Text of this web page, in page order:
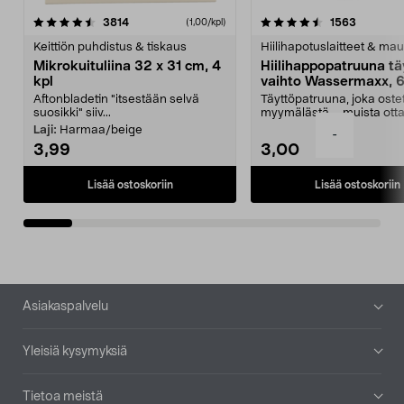
-
3814arvostelut (1,00/kpl)
Keittiön puhdistus & tiskaus
Mikrokuituliina 32 x 31 cm, 4
kpl
Aftonbladetin "itsestään selvä
suosikki" siiv...
Laji: Harmaa/beige
3,99
Lisää ostoskoriin
4.5viidestä
1563
Hiilihapotuslaitteet &
Hiilihappopatruuna
vaihto Wassermaxx,
Täyttöpatruuna, joka
myymälästä – muista
3,00
Lisää ostoskoriin
4.5viidestä
Alatunniste
Asiakaspalvelu
Yleisiä kysymyksiä
Tietoa meistä